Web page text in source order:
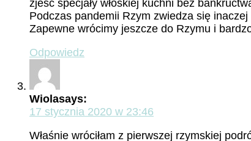
zjeść specjały włoskiej kuchni bez
Podczas pandemii Rzym zwiedza się
Zapewne wrócimy jeszcze do Rzymu i
Odpowiedz
Wiolasays:
17 stycznia 2020 w 23:46
Właśnie wróciłam z pierwszej rzymskiej